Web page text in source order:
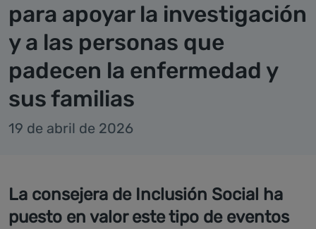
para apoyar la investigación
y a las personas que
padecen la enfermedad y
sus familias
19 de abril de 2026
La consejera de Inclusión Social ha
puesto en valor este tipo de eventos